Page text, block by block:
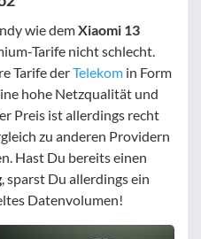
wie demXiaomi 13
Tarife nicht schlecht.
Tarife derTelekom in Form
hohe Netzqualität und
Preis ist allerdings recht
zu anderen Providern
Hast Du bereits einen
, sparst Du allerdings ein
Datenvolumen!